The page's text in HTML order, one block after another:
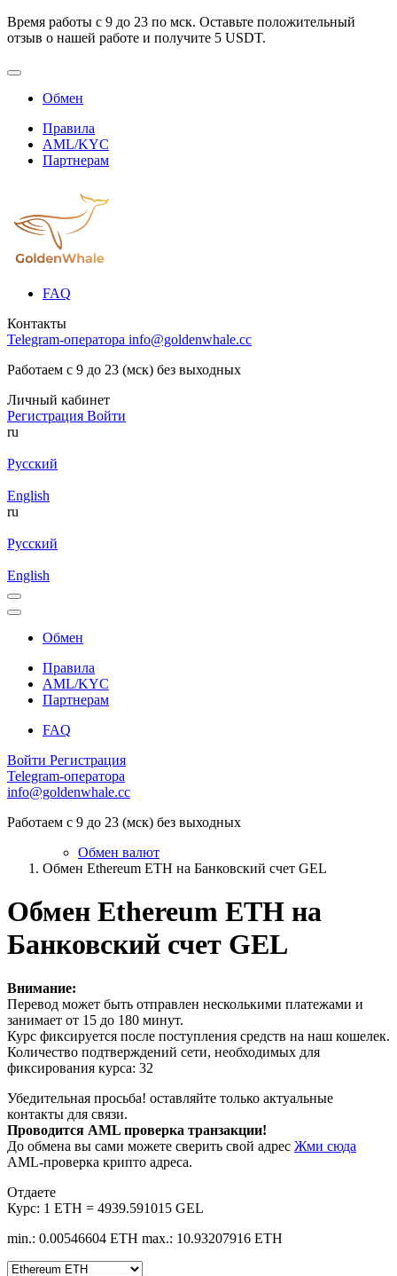
Время работы с 9 до 23 по мск. Оставьте положительный
отзыв о нашей работе и получите 5 USDT.
Обмен
Правила
AML/KYC
Партнерам
FAQ
Контакты
Telegram-оператора info@goldenwhale.cc
Работаем с 9 до 23 (мск) без выходных
Личный кабинет
Регистрация Войти
ru
Русский
English
ru
Русский
English
Обмен
Правила
AML/KYC
Партнерам
FAQ
Войти Регистрация
Telegram-оператора
info@goldenwhale.cc
Работаем с 9 до 23 (мск) без выходных
Обмен валют
Обмен Ethereum ETH на Банковский счет GEL
Обмен Ethereum ETH на
Банковский счет GEL
Внимание:
Перевод может быть отправлен несколькими платежами и
занимает от 15 до 180 минут.
Курс фиксируется после поступления средств на наш кошелек.
Количество подтверждений сети, необходимых для
фиксирования курса: 32
Убедительная просьба! оставляйте только актуальные
контакты для связи.
Проводится AML проверка транзакции!
До обмена вы сами можете сверить свой адрес Жми сюда
AML-проверка крипто адреса.
Отдаете
Курс: 1 ETH = 4939.591015 GEL
min.: 0.00546604 ETH max.: 10.93207916 ETH